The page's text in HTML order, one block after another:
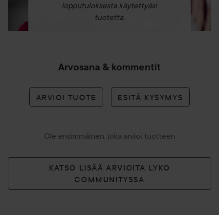
lopputuloksesta käytettyäsi
tuotetta.
Arvosana & kommentit
ARVIOI TUOTE ESITÄ KYSYMYS
Ole ensimmäinen, joka arvioi tuotteen
KATSO LISÄÄ ARVIOITA LYKO
COMMUNITYSSA